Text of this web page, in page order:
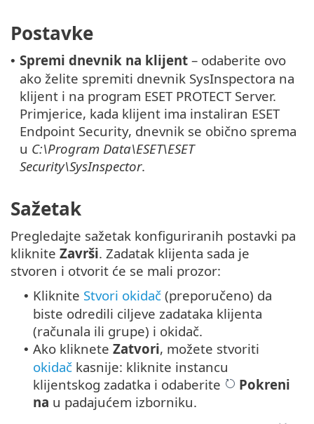
Postavke
• Spremi dnevnik na klijent – odaberite ovo
ako želite spremiti dnevnik SysInspectora na
klijent i na program ESET PROTECT Server.
Primjerice, kada klijent ima instaliran ESET
Endpoint Security, dnevnik se obično sprema
u C:\Program Data\ESET\ESET
Security\SysInspector.
Sažetak
Pregledajte sažetak konfiguriranih postavki pa
kliknite Završi. Zadatak klijenta sada je
stvoren i otvorit će se mali prozor:
• Kliknite Stvori okidač (preporučeno) da
biste odredili ciljeve zadataka klijenta
(računala ili grupe) i okidač.
• Ako kliknete Zatvori, možete stvoriti
okidač kasnije: kliknite instancu
klijentskog zadatka i odaberite
Pokreni
na u padajućem izborniku.